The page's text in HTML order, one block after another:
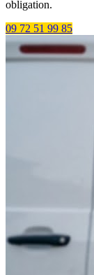
obligation.
09 72 51 99 85